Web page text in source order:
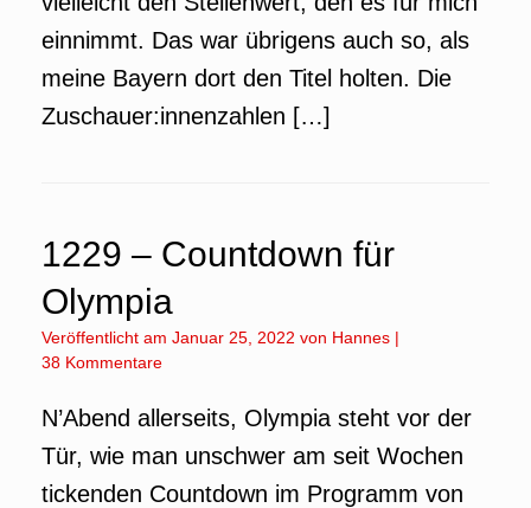
einnimmt. Das war übrigens auch so, als
meine Bayern dort den Titel holten. Die
Zuschauer:innenzahlen […]
1229 – Countdown für
Olympia
Veröffentlicht am Januar 25, 2022 von Hannes |
38 Kommentare
N’Abend allerseits, Olympia steht vor der
Tür, wie man unschwer am seit Wochen
tickenden Countdown im Programm von